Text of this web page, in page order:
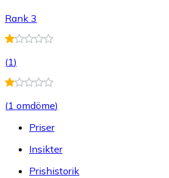
Rank 3
(1)
(1 omdöme)
Priser
Insikter
Prishistorik